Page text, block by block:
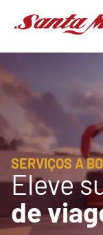
SERVIÇOS A
Eleve
de